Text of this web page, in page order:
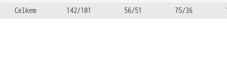
Celkem 142/101 56/51 75/36